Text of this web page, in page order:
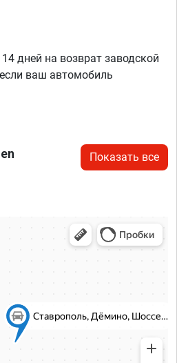
дней на возврат заводской
ваш автомобиль
Показать все